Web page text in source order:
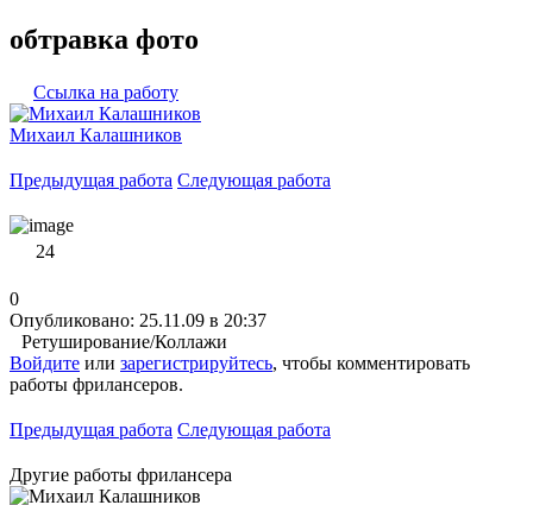
обтравка фото
Ссылка на работу
Михаил Калашников
Предыдущая работа Следующая работа
24
0
Опубликовано: 25.11.09 в 20:37
Ретуширование/Коллажи
Войдите или зарегистрируйтесь, чтобы комментировать
работы фрилансеров.
Предыдущая работа Следующая работа
Другие работы фрилансера